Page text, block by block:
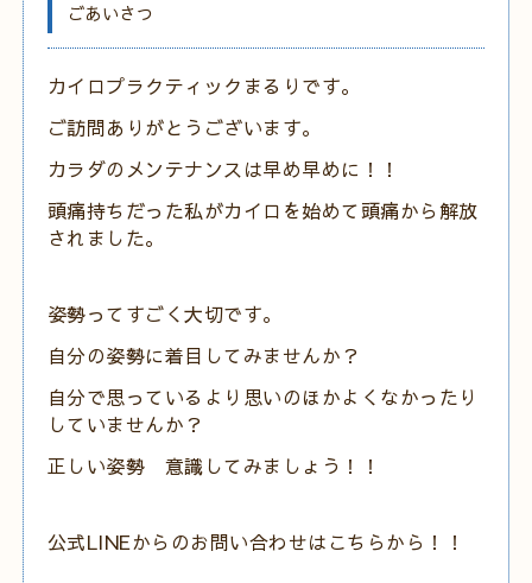
ごあいさつ
カイロプラクティックまるりです。
ご訪問ありがとうございます。
カラダのメンテナンスは早め早めに！！
頭痛持ちだった私がカイロを始めて頭痛から解放
されました。
姿勢ってすごく大切です。
自分の姿勢に着目してみませんか？
自分で思っているより思いのほかよくなかったり
していませんか？
正しい姿勢 意識してみましょう！！
公式LINEからのお問い合わせはこちらから！！